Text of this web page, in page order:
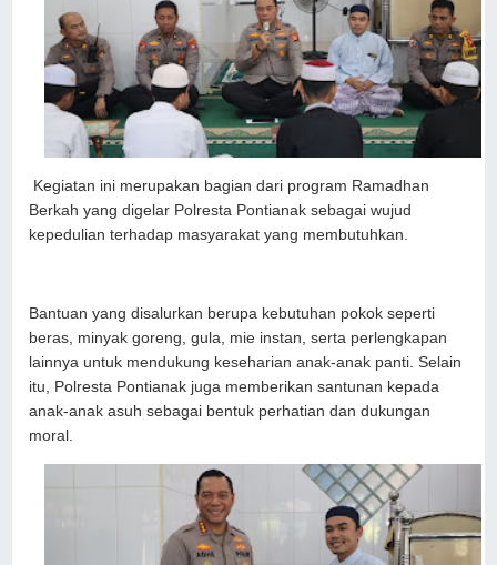
Kegiatan ini merupakan bagian dari program Ramadhan
Berkah yang digelar Polresta Pontianak sebagai wujud
kepedulian terhadap masyarakat yang membutuhkan.
Bantuan yang disalurkan berupa kebutuhan pokok seperti
beras, minyak goreng, gula, mie instan, serta perlengkapan
lainnya untuk mendukung keseharian anak-anak panti. Selain
itu, Polresta Pontianak juga memberikan santunan kepada
anak-anak asuh sebagai bentuk perhatian dan dukungan
moral.